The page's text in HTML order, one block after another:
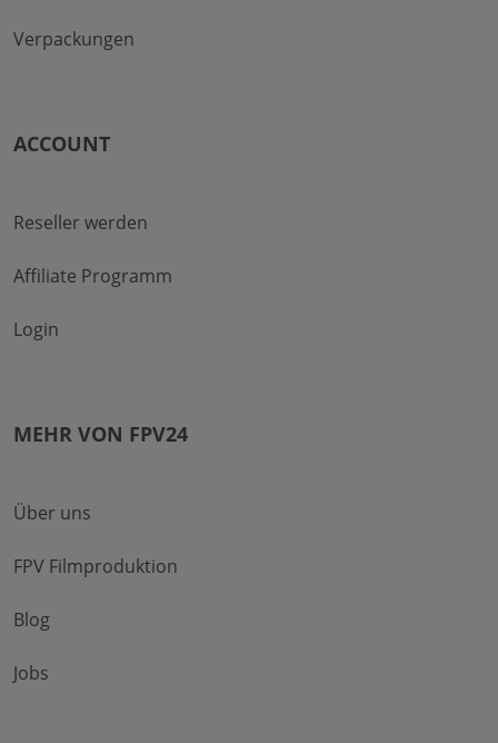
Verpackungen
ACCOUNT
Reseller werden
Affiliate Programm
Login
MEHR VON FPV24
Über uns
FPV Filmproduktion
Blog
Jobs